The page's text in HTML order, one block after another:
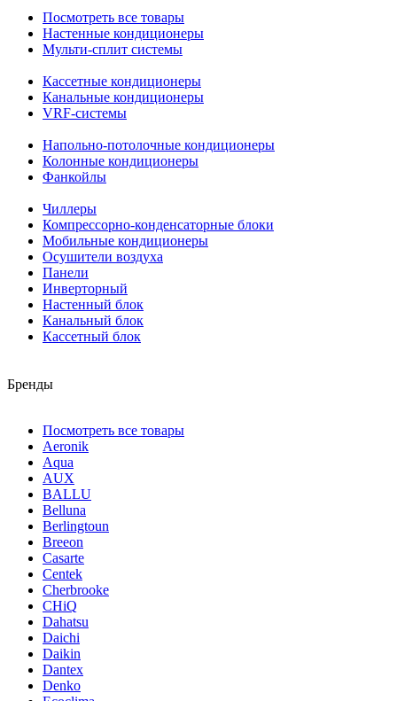
Посмотреть все товары
Настенные кондиционеры
Мульти-сплит системы
Кассетные кондиционеры
Канальные кондиционеры
VRF-системы
Напольно-потолочные кондиционеры
Колонные кондиционеры
Фанкойлы
Чиллеры
Компрессорно-конденсаторные блоки
Мобильные кондиционеры
Осушители воздуха
Панели
Инверторный
Настенный блок
Канальный блок
Кассетный блок
Бренды
Посмотреть все товары
Aeronik
Aqua
AUX
BALLU
Belluna
Berlingtoun
Breeon
Casarte
Centek
Cherbrooke
CHiQ
Dahatsu
Daichi
Daikin
Dantex
Denko